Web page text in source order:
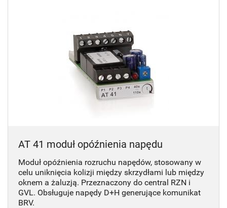
AT 41 moduł opóźnienia napędu
Moduł opóźnienia rozruchu napędów, stosowany w
celu uniknięcia kolizji między skrzydłami lub między
oknem a żaluzją. Przeznaczony do central RZN i
GVL. Obsługuje napędy D+H generujące komunikat
BRV.